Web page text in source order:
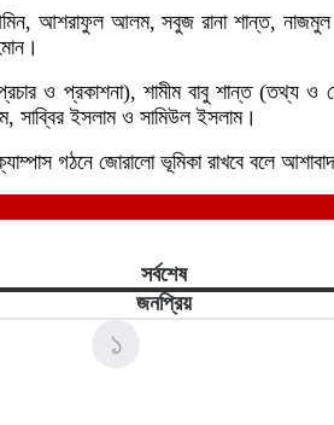
আশরাফুল আলম, সবুজ রানা শান্ত,
ও প্রকাশনা), শামীম বাবু শান্ত (তথ্য
ইসলাম ও সামিউল ইসলাম।
গঠনে জোরালো ভূমিকা রাখবে বলে
সর্বশেষ
জনপ্রিয়
১